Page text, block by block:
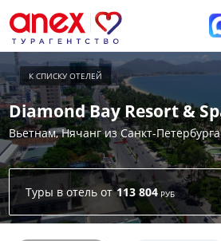
Diamond Bay Resort &
Вьетнам, Нячанг из Санкт-Петербурга
113 804 РУБ